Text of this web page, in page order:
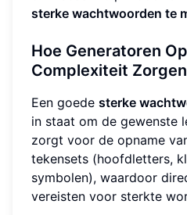
sterke wachtwoorden te
Hoe Generatoren
Complexiteit Zorgen
Een goede sterke
in staat om de gewenste
zorgt voor de opname
tekensets (hoofdletters,
symbolen), waardoor
vereisten voor sterkte